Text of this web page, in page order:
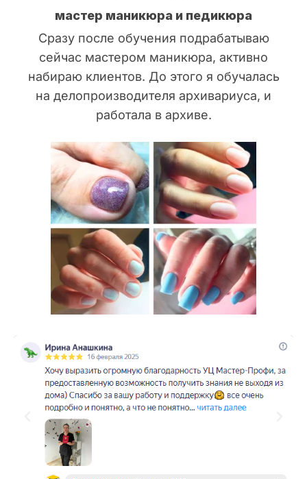
мастер маникюра и педикюра
Сразу после обучения подрабатываю
сейчас мастером маникюра, активно
набираю клиентов. До этого я обучалась
на делопроизводителя архивариуса, и
работала в архиве.